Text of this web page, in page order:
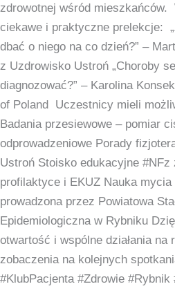
zdrowotnej wśród mieszkańców.
ciekawe i praktyczne prelekcje:
dbać o niego na co dzień?” –
z Uzdrowisko Ustroń „Choroby
diagnozować?” – Karolina
of Poland Uczestnicy mieli
Badania przesiewowe – pomiar
odprowadzeniowe Porady
Ustroń Stoisko edukacyjne #NFz
profilaktyce i EKUZ Nauka
prowadzona przez Powiatowa
Epidemiologiczna w Rybniku
otwartość i wspólne działania na
zobaczenia na kolejnych
#KlubPacjenta #Zdrowie
w
Powiatowej
i
Miejskiej
Bibliotece
Publicznej
w
Rybniku.